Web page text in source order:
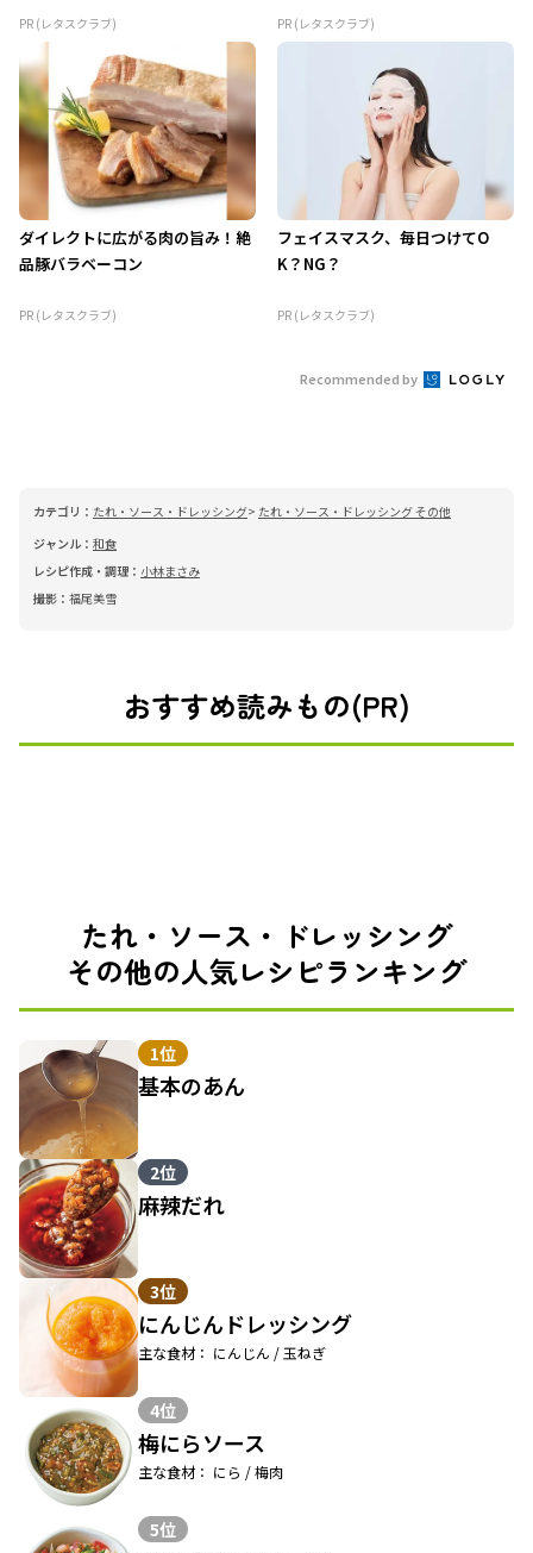
PR (レタスクラブ) PR (レタスクラブ)
ダイレクトに広がる肉の旨み！絶
品豚バラベーコン
PR (レタスクラブ)
フェイスマスク、毎日つけてO
K？NG？
PR (レタスクラブ)
Recommended by
カテゴリ： たれ・ソース・ドレッシング
たれ・ソース・ドレッシング その他
ジャンル： 和食
レシピ作成・調理： 小林まさみ
撮影： 福尾美雪
おすすめ読みもの(PR)
たれ・ソース・ドレッシング
その他の人気レシピランキング
1位
基本のあん
2位
麻辣だれ
3位
にんじんドレッシング
主な食材： にんじん / 玉ねぎ
4位
梅にらソース
主な食材： にら / 梅肉
5位